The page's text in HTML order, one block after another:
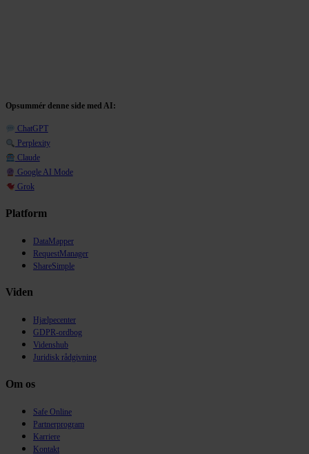
Opsummér denne side med AI:
ChatGPT
Perplexity
Claude
Google AI Mode
Grok
Platform
DataMapper
RequestManager
ShareSimple
Viden
Hjælpecenter
GDPR-ordbog
Videnshub
Juridisk rådgivning
Om os
Safe Online
Partnerprogram
Karriere
Kontakt